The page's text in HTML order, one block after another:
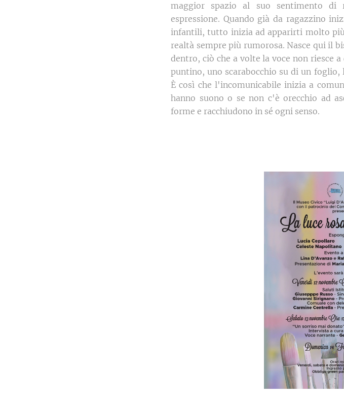
maggior spazio al suo sentimento
espressione. Quando già da ragazzino
infantili, tutto inizia ad apparirti molto
realtà sempre più rumorosa. Nasce qui il
dentro, ciò che a volte la voce non riesce
puntino, uno scarabocchio su di un
È così che l'incomunicabile inizia a
hanno suono o se non c'è orecchio ad
forme e racchiudono in sé ogni senso.